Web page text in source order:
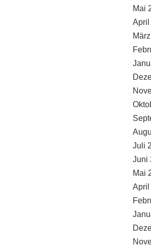
Mai
April
Juli
Juni
Mai
April